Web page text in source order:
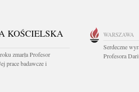
KOŚCIELSKA
zmarła Profesor
prace badawcze i
WARSZAWA
Serdeczne
Profesora